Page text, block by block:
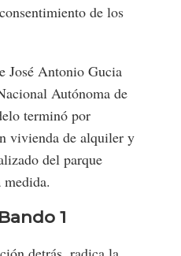
de los
José Antonio Gucia
Autónoma de
terminó por
vivienda de alquiler y
del parque
1